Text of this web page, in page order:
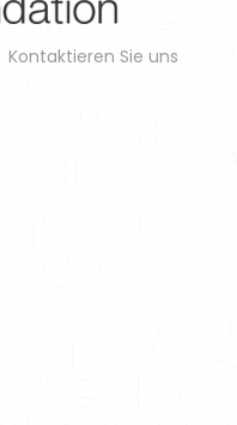
Kontaktieren Sie uns